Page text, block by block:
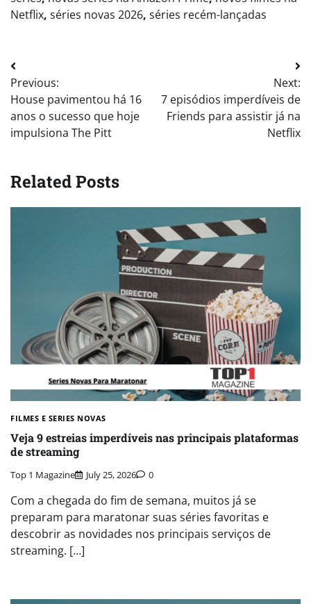
Netflix, séries novas 2026, séries recém-lançadas
Post
navigation
Previous:
House pavimentou há 16
anos o sucesso que hoje
impulsiona The Pitt
Next:
7 episódios imperdíveis de
Friends para assistir já na
Netflix
Related Posts
FILMES E SERIES NOVAS​
Veja 9 estreias imperdíveis nas principais plataformas
de streaming
Top 1 Magazine July 25, 2026 0
Com a chegada do fim de semana, muitos já se
preparam para maratonar suas séries favoritas e
descobrir as novidades nos principais serviços de
streaming. […]